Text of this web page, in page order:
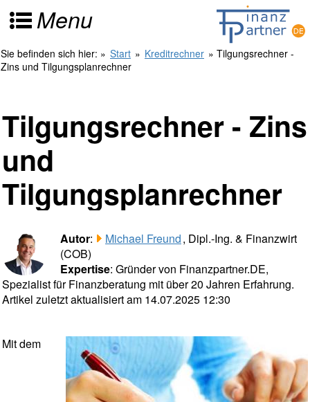
Menu
Sie befinden sich hier: » Start » Kreditrechner » Tilgungsrechner -
Zins und Tilgungsplanrechner
Tilgungsrechner - Zins
und
Tilgungsplanrechner
Autor: Michael Freund, Dipl.-Ing. & Finanzwirt
(COB)
Expertise: Gründer von Finanzpartner.DE,
Spezialist für Finanzberatung mit über 20 Jahren Erfahrung.
Artikel zuletzt aktualisiert am 14.07.2025 12:30
Mit dem